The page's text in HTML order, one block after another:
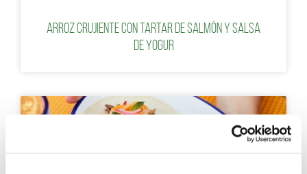
Arroz crujiente con tartar de salmón y salsa
de yogur